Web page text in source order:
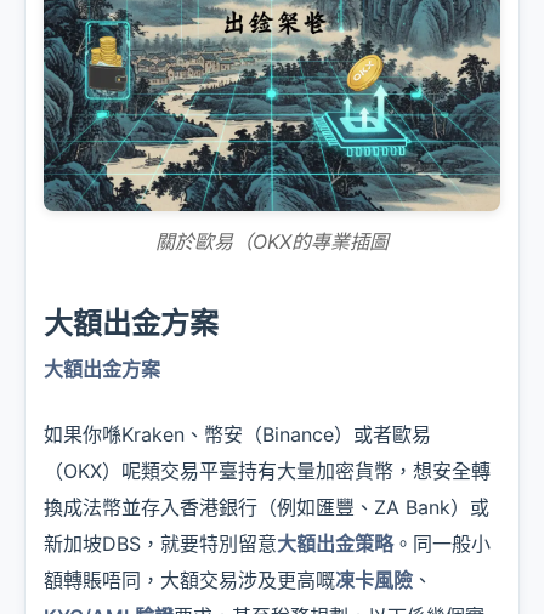
關於歐易（OKX的專業插圖
大額出金方案
大額出金方案
如果你喺Kraken、幣安（Binance）或者歐易
（OKX）呢類交易平臺持有大量加密貨幣，想安全轉
換成法幣並存入香港銀行（例如匯豐、ZA Bank）或
新加坡DBS，就要特別留意大額出金策略。同一般小
額轉賬唔同，大額交易涉及更高嘅凍卡風險 、